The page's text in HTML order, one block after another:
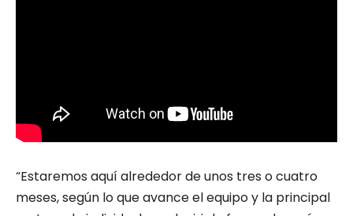
“Estaremos aquí alrededor de unos tres o cuatro
meses, según lo que avance el equipo y la principal